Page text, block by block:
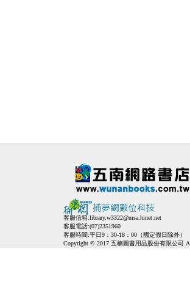
客服信箱:library.w3322@msa.hinet.net
客服電話:(07)2351960
客服時間:平日9：30-18：00（國定假日除外）
Copyright © 2017 五楠圖書用品股份有限公司